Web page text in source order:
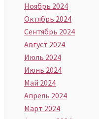
Ноябрь 2024
Октябрь 2024
Сентябрь 2024
Август 2024
Июль 2024
Июнь 2024
Май 2024
Апрель 2024
Март 2024